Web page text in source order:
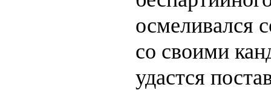
осмеливался
со своими
удастся